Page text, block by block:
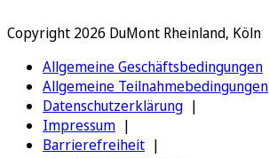
Copyright 2026 DuMont Rheinland, Köln
Allgemeine Geschäftsbedingungen
Allgemeine Teilnahmebedingungen
Datenschutzerklärung
Impressum
Barrierefreiheit